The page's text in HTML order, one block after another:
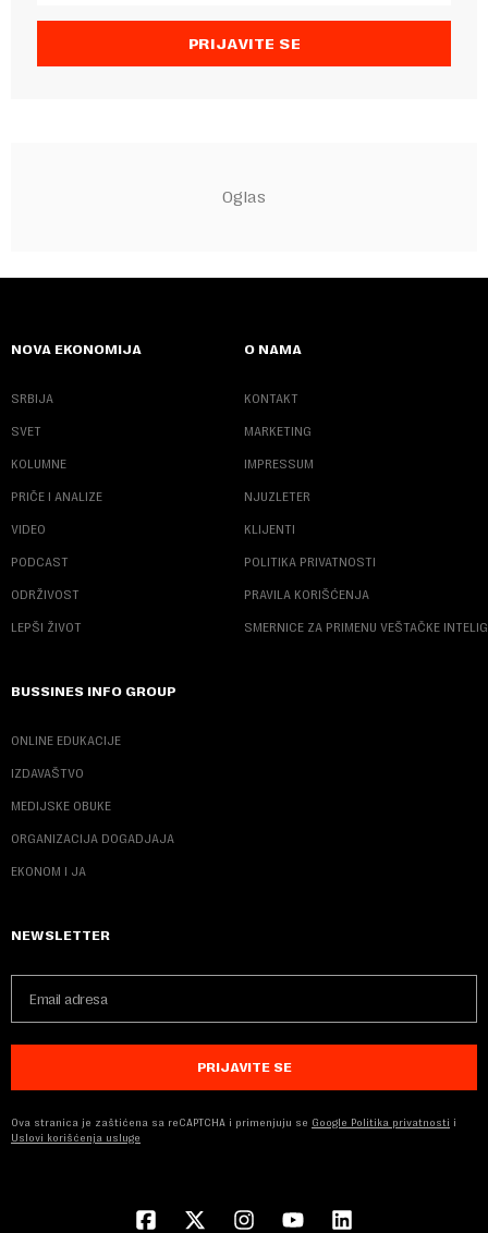
PRIJAVITE SE
NOVA EKONOMIJA
SRBIJA
SVET
KOLUMNE
PRIČE I ANALIZE
VIDEO
PODCAST
ODRŽIVOST
LEPŠI ŽIVOT
O NAMA
KONTAKT
MARKETING
IMPRESSUM
NJUZLETER
KLIJENTI
POLITIKA PRIVATNOSTI
PRAVILA KORIŠĆENJA
SMERNICE ZA PRIMENU VEŠTAČKE
BUSSINES INFO GROUP
ONLINE EDUKACIJE
IZDAVAŠTVO
MEDIJSKE OBUKE
ORGANIZACIJA DOGADJAJA
EKONOM I JA
NEWSLETTER
PRIJAVITE SE
Ova stranica je zaštićena sa reCAPTCHA i primenjuju se Google Politika privatnosti i
Uslovi korišćenja usluge